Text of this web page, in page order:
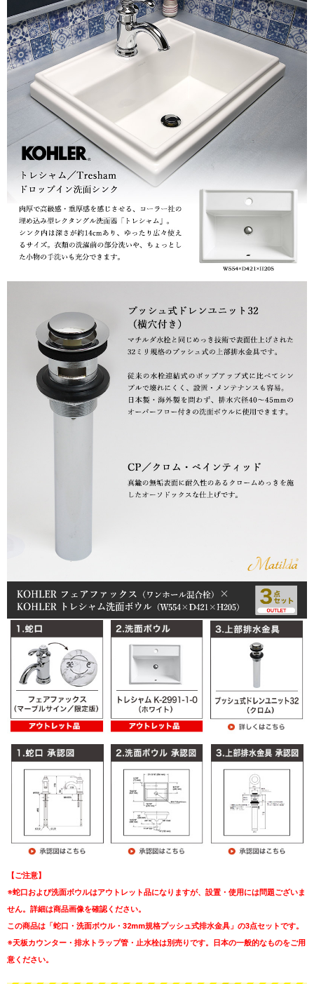
【ご注意】
※蛇口および洗面ボウルはアウトレット品になりますが、設置・使用には問題ございま
せん。詳細は商品画像を確認ください。
この商品は「蛇口・洗面ボウル・32mm規格プッシュ式排水金具」の3点セットです。
※天板カウンター・排水トラップ管・止水栓は別売りです。日本の一般的なものをご用
意ください。